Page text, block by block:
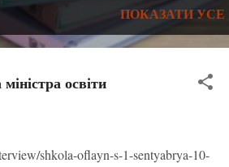
ПОКАЗАТИ УСЕ
освіти
shkola-oflayn-s-1-sentyabrya-10-